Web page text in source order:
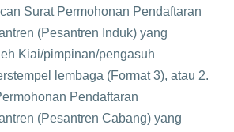
Surat Permohonan Pendaftaran
(Pesantren Induk) yang
Kiai/pimpinan/pengasuh
lembaga (Format 3), atau 2.
Pendaftaran
(Pesantren Cabang) yang